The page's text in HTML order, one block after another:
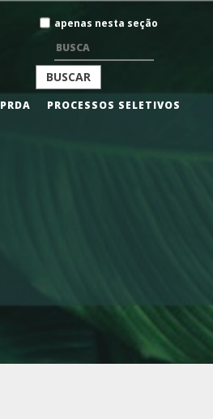
Busca
apenas nesta seção
BUSCA
PRDA PROCESSOS SELETIVOS